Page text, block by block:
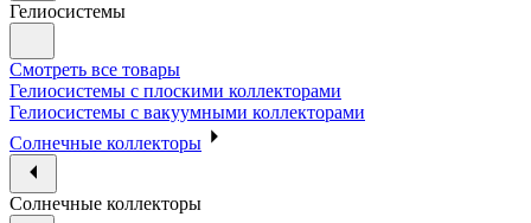
Гелиосистемы
Смотреть все товары
Гелиосистемы с плоскими коллекторами
Гелиосистемы с вакуумными коллекторами
Солнечные коллекторы
Солнечные коллекторы